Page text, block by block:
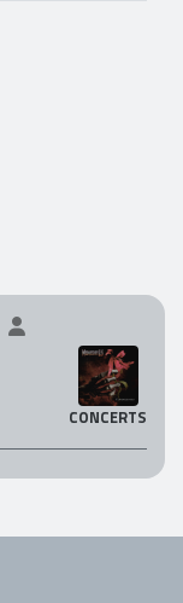
CONCERTS